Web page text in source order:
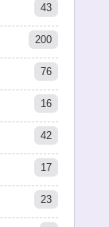
43
200
76
16
42
17
23